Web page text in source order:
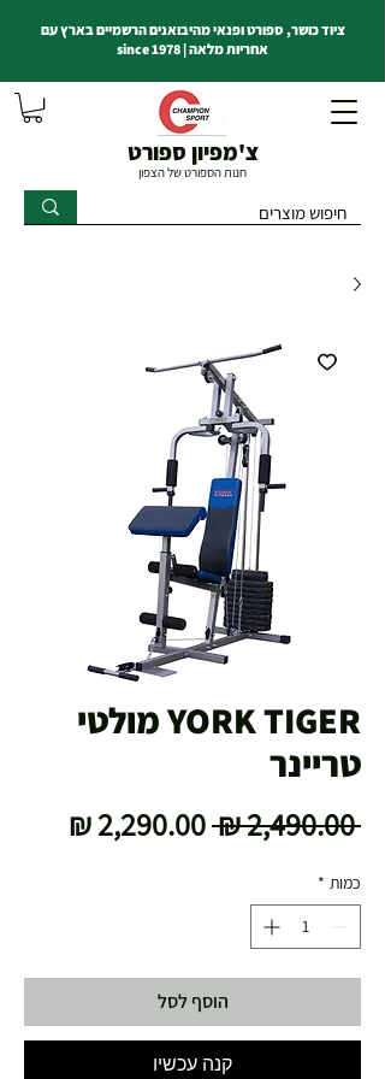
צ'מפיון ספורט
חנות הספורט של הצפון
ציוד כושר, ספורט ופנאי מהיבואנים הרשמיים בארץ עם
אחריות מלאה | since 1978
YORK TIGER מולטי
טריינר
‏2,490.00 ‏₪
מחיר
כמות *
הוסף לסל
קנה עכשיו